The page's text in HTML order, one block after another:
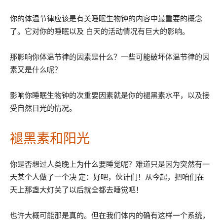
你的体温节律应该是有关睡眠生物钟的内容中最重要的概念
了。它对你的睡眠以及 白天的活动情况有巨大的影响。
那影响你体温节律的因素是什么？一些可能破坏体温节律的因
素又是什么呢？
影响你睡眠生物钟的次重要因素就是你的褪黑素水平，以及接
受自然日光的情况。
褪黑素和阳光
你是否想过人类晚上为什么要睡觉呢？难道只是因为突然有一
天某个人做了一个决 定：好吧，伙计们！从今起，把咱们在
天上那盏大灯关了以后就全都去睡觉吧！
也许大概可能那是真的。但在我们体内的确有这样一个系统，